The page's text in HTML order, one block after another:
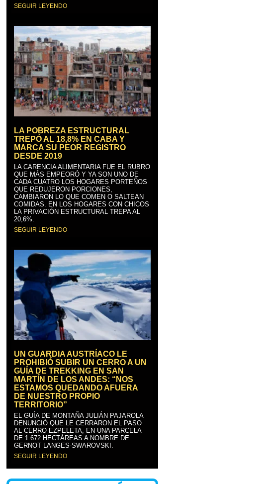
SEGUIR LEYENDO
LA POBREZA ESTRUCTURAL
TREPÓ AL 18,8% EN CABA Y
MARCA SU PEOR REGISTRO
DESDE 2019
LA CARENCIA ALIMENTARIA FUE EL RUBRO
QUE MÁS EMPEORÓ Y YA SON UNO DE
CADA CUATRO LOS HOGARES PORTEÑOS
QUE REDUJERON PORCIONES,
CAMBIARON LO QUE COMEN O SALTEAN
COMIDAS. EN LOS HOGARES CON CHICOS
LA PRIVACIÓN ESTRUCTURAL TREPA AL
20,6%.
SEGUIR LEYENDO
UN GUARDIA AUSTRÍACO LE
PROHIBIÓ SUBIR UN CERRO A UN
GUÍA DE TREKKING EN SAN
MARTÍN DE LOS ANDES: “NOS
ESTAMOS QUEDANDO AFUERA
DE NUESTRO PROPIO
TERRITORIO”
EL GUÍA DE MONTAÑA JULIÁN PAJAROLA
DENUNCIÓ QUE LE CERRARON EL PASO
AL CERRO EZPELETA, EN UNA PARCELA
DE 1.672 HECTÁREAS A NOMBRE DE
GERNOT LANGES-SWAROVSKI.
SEGUIR LEYENDO